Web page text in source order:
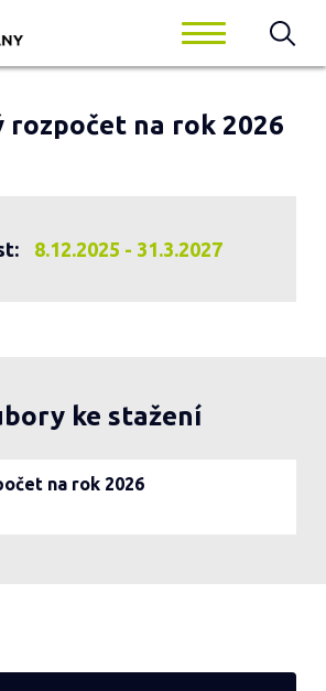
rozpočet na rok 2026
8.12.2025 - 31.3.2027
ke stažení
na rok 2026